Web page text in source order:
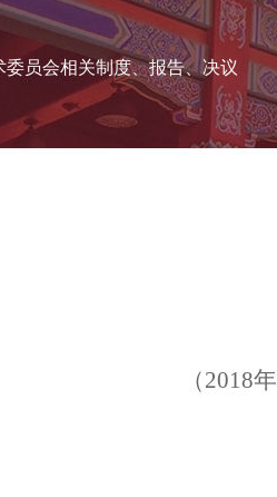
委员会相关制度、报告、决议
（2018